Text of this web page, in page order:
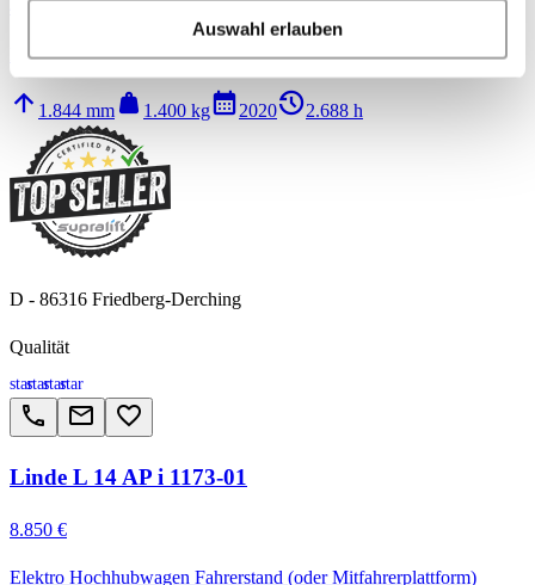
Auswahl erlauben
4.150 €
Elektro Hochhubwagen mit Deichsel
arrow_upward 1.844 mm weight 1.400 kgcalendar_month2020history_22.688 h
D - 86316 Friedberg-Derching
Qualität
starstarstarstar
call email favorite_border
Linde L 14 AP i 1173-01
8.850 €
Elektro Hochhubwagen Fahrerstand (oder Mitfahrerplattform)